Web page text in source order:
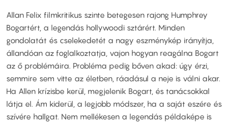
Allan Felix filmkritikus szinte betegesen rajong Humphrey
Bogartért, a legendás hollywoodi sztárért. Minden
gondolatát és cselekedetét a nagy eszménykép irányítja,
állandóan az foglalkoztatja, vajon hogyan reagálna Bogart
az ő problémáira. Probléma pedig bőven akad: úgy érzi,
semmire sem vitte az életben, ráadásul a neje is válni akar.
Ha Allen krízisbe kerül, megjelenik Bogart, és tanácsokkal
látja el. Ám kiderül, a legjobb módszer, ha a saját eszére és
szívére hallgat. Nem mellékesen a legendás példaképe is